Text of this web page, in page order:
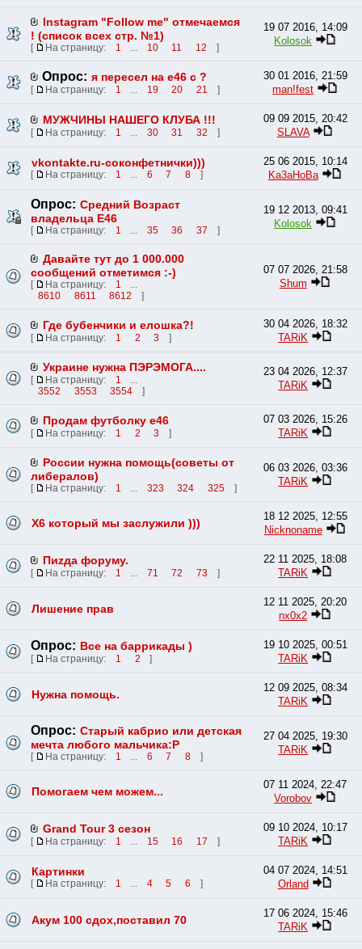
Instagram "Follow me" отмечаемся
! (список всех стр. №1)
[ На страницу: 1 ... 10 11 12 ]
19 07 2016, 14:09
Kolosok
Опрос: я пересел на е46 с ?
[ На страницу: 1 ... 19 20 21 ]
30 01 2016, 21:59
man!fest
МУЖЧИНЫ НАШЕГО КЛУБА !!!
[ На страницу: 1 ... 30 31 32 ]
09 09 2015, 20:42
SLAVA
vkontakte.ru-соконфетнички)))
[ На страницу: 1 ... 6 7 8 ]
25 06 2015, 10:14
Ka3aHoBa
Опрос: Средний Возраст
владельца Е46
[ На страницу: 1 ... 35 36 37 ]
19 12 2013, 09:41
Kolosok
Давайте тут до 1 000.000
сообщений отметимся :-)
[ На страницу: 1
...
8610
8611 8612 ]
07 07 2026, 21:58
Shum
Где бубенчики и елошка?!
[ На страницу: 1 2 3 ]
30 04 2026, 18:32
TARiK
Украине нужна ПЭРЭМОГА....
[ На страницу: 1
...
3552
3553 3554 ]
23 04 2026, 12:37
TARiK
Продам футболку е46
[ На страницу: 1 2 3 ]
07 03 2026, 15:26
TARiK
России нужна помощь(советы от
либералов)
[ На страницу: 1 ... 323 324 325 ]
06 03 2026, 03:36
TARiK
X6 который мы заслужили )))
18 12 2025, 12:55
Nicknoname
Пиzда форуму.
[ На страницу: 1 ... 71 72 73 ]
22 11 2025, 18:08
TARiK
Лишение прав
12 11 2025, 20:20
nx0x2
Опрос: Все на баррикады )
[ На страницу: 1 2 ]
19 10 2025, 00:51
TARiK
Нужна помощь.
12 09 2025, 08:34
TARiK
Опрос: Старый кабрио или детская
мечта любого мальчика:Р
[ На страницу: 1 ... 6 7 8 ]
27 04 2025, 19:30
TARiK
Помогаем чем можем...
07 11 2024, 22:47
Vorobov
Grand Tour 3 сезон
[ На страницу: 1 ... 15 16 17 ]
09 10 2024, 10:17
TARiK
Картинки
[ На страницу: 1 ... 4 5 6 ]
04 07 2024, 14:51
Orland
Акум 100 сдох,поставил 70
17 06 2024, 15:46
TARiK